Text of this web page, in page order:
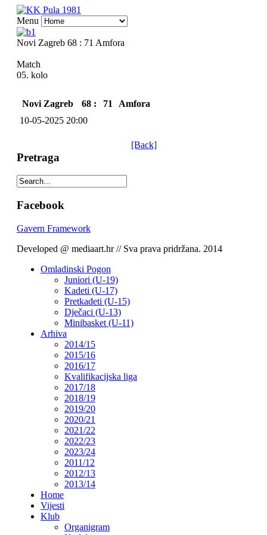
Menu
Novi Zagreb 68 : 71 Amfora
Match
05. kolo
Novi Zagreb 68 : 71
Amfora
10-05-2025 20:00
[Back]
Pretraga
Facebook
Gavern Framework
Developed @ mediaart.hr // Sva prava pridržana. 2014
Omladinski Pogon
Juniori (U-19)
Kadeti (U-17)
Pretkadeti (U-15)
Dječaci (U-13)
Minibasket (U-11)
Arhiva
2014/15
2015/16
2016/17
Kvalifikacijska liga
2017/18
2018/19
2019/20
2020/21
2021/22
2022/23
2023/24
2011/12
2012/13
2013/14
Home
Vijesti
Klub
Organigram